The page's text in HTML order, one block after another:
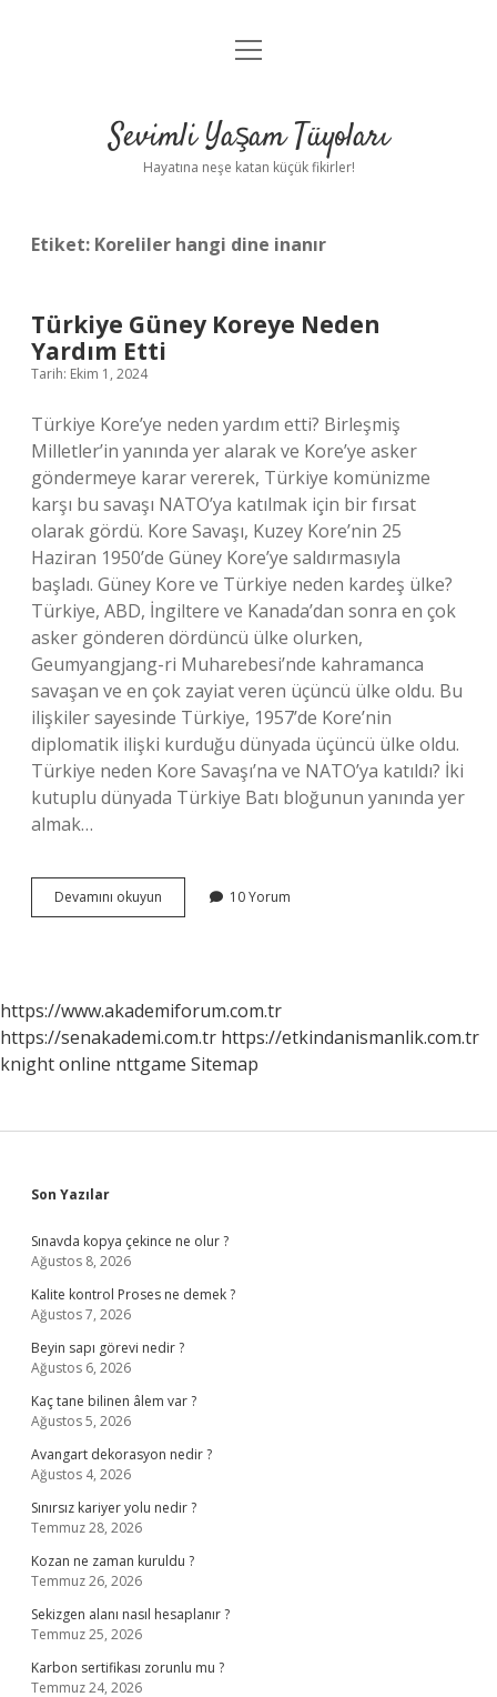
Anasayfa
Yasal Uyarı
menüyü
Sevimli Yaşam Tüyoları
Hayatına neşe katan küçük fikirler!
Etiket: Koreliler hangi dine inanır
Türkiye Güney Koreye Neden
Yardım Etti
Tarih: Ekim 1, 2024
Türkiye Kore’ye neden yardım etti? Birleşmiş
Milletler’in yanında yer alarak ve Kore’ye asker
göndermeye karar vererek, Türkiye komünizme
karşı bu savaşı NATO’ya katılmak için bir fırsat
olarak gördü. Kore Savaşı, Kuzey Kore’nin 25
Haziran 1950’de Güney Kore’ye saldırmasıyla
başladı. Güney Kore ve Türkiye neden kardeş ülke?
Türkiye, ABD, İngiltere ve Kanada’dan sonra en çok
asker gönderen dördüncü ülke olurken,
Geumyangjang-ri Muharebesi’nde kahramanca
savaşan ve en çok zayiat veren üçüncü ülke oldu. Bu
ilişkiler sayesinde Türkiye, 1957’de Kore’nin
diplomatik ilişki kurduğu dünyada üçüncü ülke oldu.
Türkiye neden Kore Savaşı’na ve NATO’ya katıldı? İki
kutuplu dünyada Türkiye Batı bloğunun yanında yer
almak…
Devamını okuyun
Güney
10 Yorum
https://www.akademiforum.com.tr
https://senakademi.com.tr https://etkindanismanlik.com.tr
knight online nttgame Sitemap
Sidebar
Son Yazılar
Sınavda kopya çekince ne olur ?
Ağustos 8, 2026
Kalite kontrol Proses ne demek ?
Ağustos 7, 2026
Beyin sapı görevi nedir ?
Ağustos 6, 2026
Kaç tane bilinen âlem var ?
Ağustos 5, 2026
Avangart dekorasyon nedir ?
Ağustos 4, 2026
Sınırsız kariyer yolu nedir ?
Temmuz 28, 2026
Kozan ne zaman kuruldu ?
Temmuz 26, 2026
Sekizgen alanı nasıl hesaplanır ?
Temmuz 25, 2026
Karbon sertifikası zorunlu mu ?
Temmuz 24, 2026